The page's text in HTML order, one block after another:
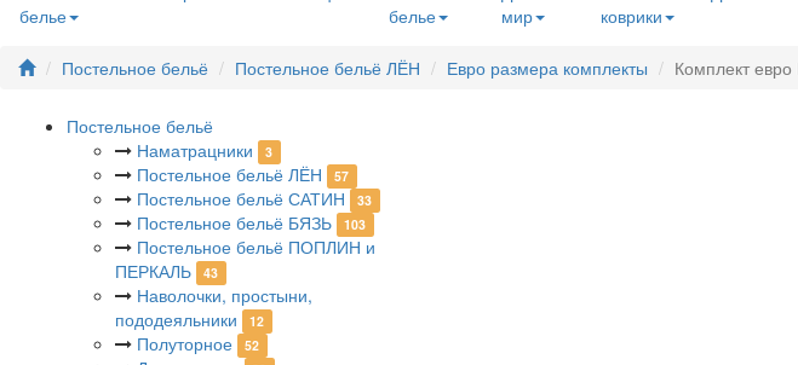
белье
белье
мир
коврики
Постельное бельё Постельное бельё ЛЁН Евро размера комплекты Комплект
Постельное бельё
Наматрацники
3
Постельное бельё ЛЁН 57
Постельное бельё САТИН 33
Постельное бельё БЯЗЬ 103
Постельное бельё ПОПЛИН и
ПЕРКАЛЬ
43
Наволочки, простыни,
пододеяльники
12
Полуторное 52